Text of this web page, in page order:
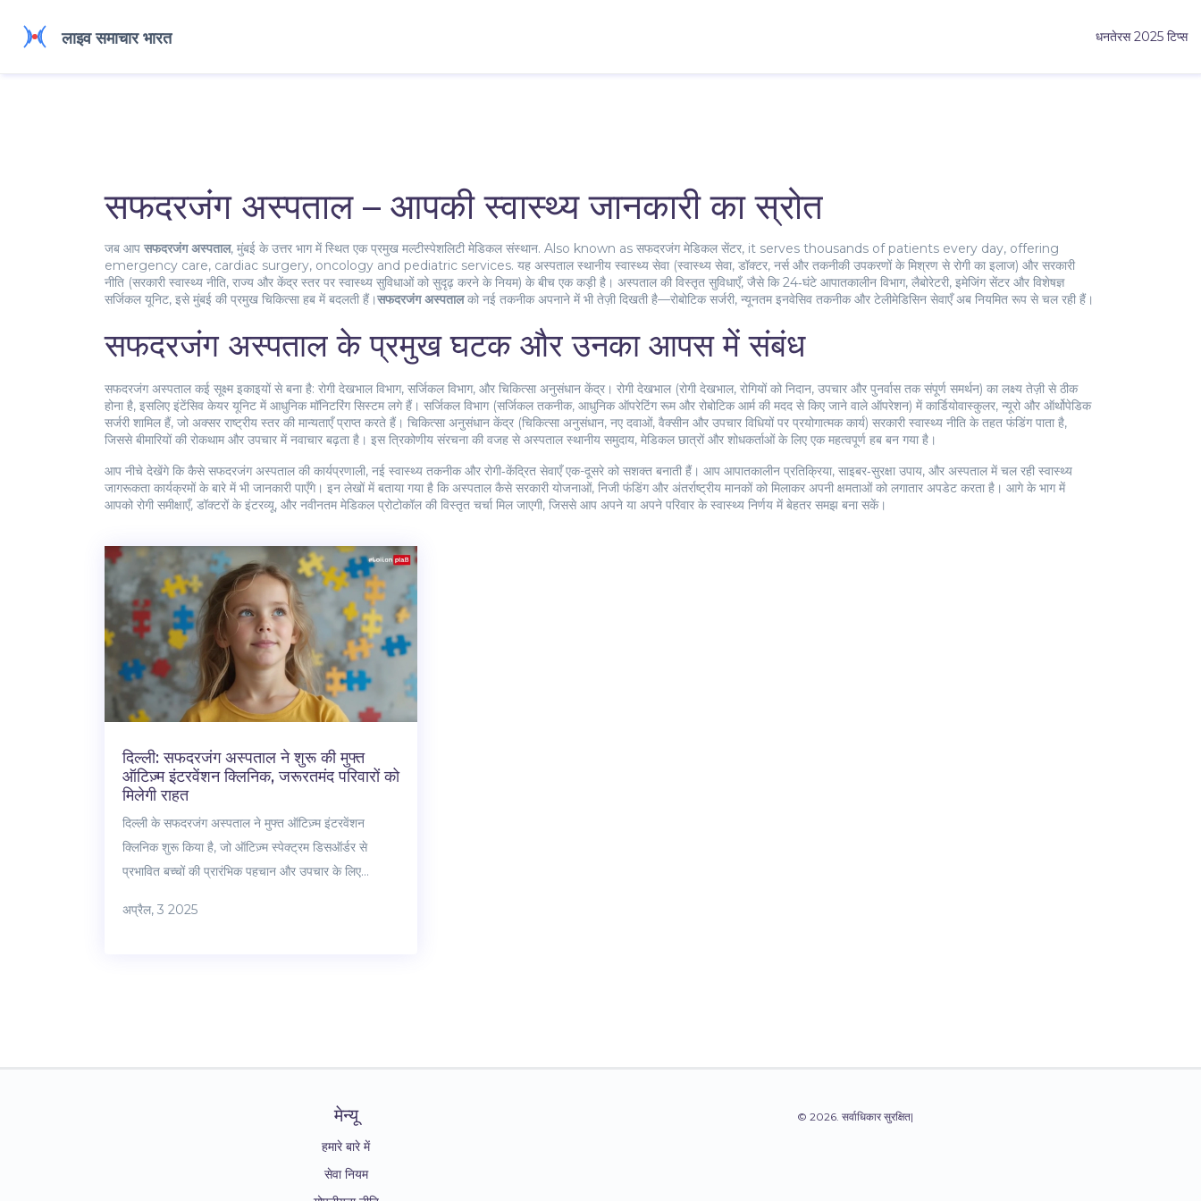
धनतेरस 2025 टिप्स
सफदरजंग अस्पताल – आपकी स्वास्थ्य जानकारी का स्रोत
जब आप सफदरजंग अस्पताल, मुंबई के उत्तर भाग में स्थित एक प्रमुख मल्टीस्पेशलिटी मेडिकल संस्थान. Also known as सफदरजंग मेडिकल सेंटर, it serves thousands of patients every day, offering
emergency care, cardiac surgery, oncology and pediatric services. यह अस्पताल स्थानीय स्वास्थ्य सेवा (स्वास्थ्य सेवा, डॉक्टर, नर्स और तकनीकी उपकरणों के मिश्रण से रोगी का इलाज) और सरकारी
नीति (सरकारी स्वास्थ्य नीति, राज्य और केंद्र स्तर पर स्वास्थ्य सुविधाओं को सुदृढ़ करने के नियम) के बीच एक कड़ी है। अस्पताल की विस्तृत सुविधाएँ, जैसे कि 24‑घंटे आपातकालीन विभाग, लैबोरेटरी, इमेजिंग सेंटर और विशेषज्ञ
सर्जिकल यूनिट, इसे मुंबई की प्रमुख चिकित्सा हब में बदलती हैं।सफदरजंग अस्पतालको नई तकनीक अपनाने में भी तेज़ी दिखती है—रोबोटिक सर्जरी, न्यूनतम इनवेसिव तकनीक और टेलीमेडिसिन सेवाएँ अब नियमित रूप से चल रही हैं।
सफदरजंग अस्पताल के प्रमुख घटक और उनका आपस में संबंध
सफदरजंग अस्पताल कई सूक्ष्म इकाइयों से बना है: रोगी देखभाल विभाग, सर्जिकल विभाग, और चिकित्सा अनुसंधान केंद्र। रोगी देखभाल (रोगी देखभाल, रोगियों को निदान, उपचार और पुनर्वास तक संपूर्ण समर्थन) का लक्ष्य तेज़ी से ठीक
होना है, इसलिए इंटेंसिव केयर यूनिट में आधुनिक मॉनिटरिंग सिस्टम लगे हैं। सर्जिकल विभाग (सर्जिकल तकनीक, आधुनिक ऑपरेटिंग रूम और रोबोटिक आर्म की मदद से किए जाने वाले ऑपरेशन) में कार्डियोवास्कुलर, न्यूरो और ऑर्थोपेडिक
सर्जरी शामिल हैं, जो अक्सर राष्ट्रीय स्तर की मान्यताएँ प्राप्त करते हैं। चिकित्सा अनुसंधान केंद्र (चिकित्सा अनुसंधान, नए दवाओं, वैक्सीन और उपचार विधियों पर प्रयोगात्मक कार्य) सरकारी स्वास्थ्य नीति के तहत फंडिंग पाता है,
जिससे बीमारियों की रोकथाम और उपचार में नवाचार बढ़ता है। इस त्रिकोणीय संरचना की वजह से अस्पताल स्थानीय समुदाय, मेडिकल छात्रों और शोधकर्ताओं के लिए एक महत्वपूर्ण हब बन गया है।
आप नीचे देखेंगे कि कैसे सफदरजंग अस्पताल की कार्यप्रणाली, नई स्वास्थ्य तकनीक और रोगी‑केंद्रित सेवाएँ एक-दूसरे को सशक्त बनाती हैं। आप आपातकालीन प्रतिक्रिया, साइबर‑सुरक्षा उपाय, और अस्पताल में चल रही स्वास्थ्य
जागरूकता कार्यक्रमों के बारे में भी जानकारी पाएँगे। इन लेखों में बताया गया है कि अस्पताल कैसे सरकारी योजनाओं, निजी फंडिंग और अंतर्राष्ट्रीय मानकों को मिलाकर अपनी क्षमताओं को लगातार अपडेट करता है। आगे के भाग में
आपको रोगी समीक्षाएँ, डॉक्टरों के इंटरव्यू, और नवीनतम मेडिकल प्रोटोकॉल की विस्तृत चर्चा मिल जाएगी, जिससे आप अपने या अपने परिवार के स्वास्थ्य निर्णय में बेहतर समझ बना सकें।
दिल्ली: सफदरजंग अस्पताल ने शुरू की मुफ्त
ऑटिज़्म इंटरवेंशन क्लिनिक, जरूरतमंद परिवारों को
मिलेगी राहत
दिल्ली के सफदरजंग अस्पताल ने मुफ्त ऑटिज़्म इंटरवेंशन
क्लिनिक शुरू किया है, जो ऑटिज़्म स्पेक्ट्रम डिसऑर्डर से
प्रभावित बच्चों की प्रारंभिक पहचान और उपचार के लिए
परिवारों और आसपास के राज्यों के लिए एक वरदान साबित होगा।
अप्रैल, 3 2025
मेन्यू
हमारे बारे में
सेवा नियम
© 2026. सर्वाधिकार सुरक्षित|